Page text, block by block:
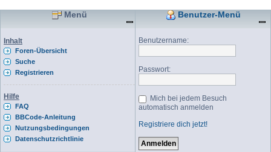
Menü
Inhalt
Foren-Übersicht
Suche
Registrieren
Hilfe
FAQ
BBCode-Anleitung
Nutzungsbedingungen
Datenschutzrichtlinie
Benutzer-Menü
Benutzername:
Passwort:
Mich bei jedem Besuch
automatisch anmelden
Registriere dich jetzt!